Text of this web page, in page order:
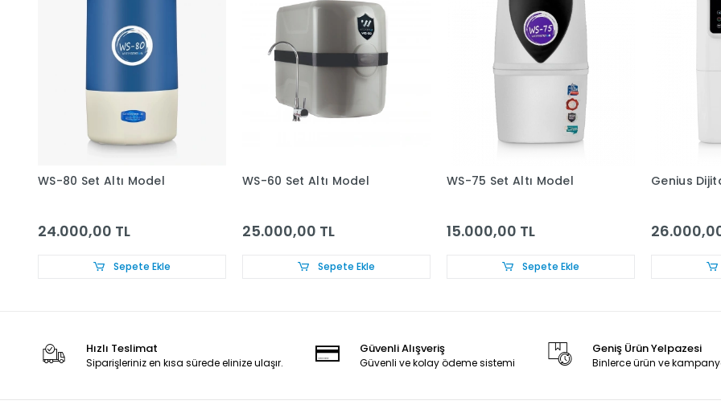
WS-80 Set Altı Model
24.000,00 TL
Sepete Ekle
WS-60 Set Altı Model
25.000,00 TL
Sepete Ekle
WS-75 Set Altı Model
15.000,00 TL
Sepete Ekle
Genius
Hızlı Teslimat
Siparişleriniz en kısa sürede elinize ulaşır.
Güvenli Alışveriş
Güvenli ve kolay ödeme sistemi
Geniş Ürün Yelpazesi
Binlerce ürün ve